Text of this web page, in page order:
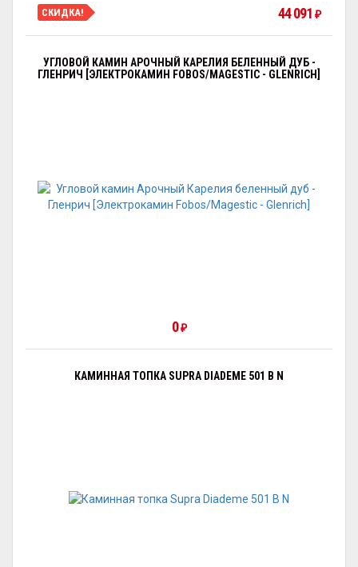
СКИДКА! 44 091 ₽
УГЛОВОЙ КАМИН АРОЧНЫЙ КАРЕЛИЯ БЕЛЕННЫЙ ДУБ -
ГЛЕНРИЧ [ЭЛЕКТРОКАМИН FOBOS/MAGESTIC - GLENRICH]
0₽
КАМИННАЯ ТОПКА SUPRA DIADEME 501 B N